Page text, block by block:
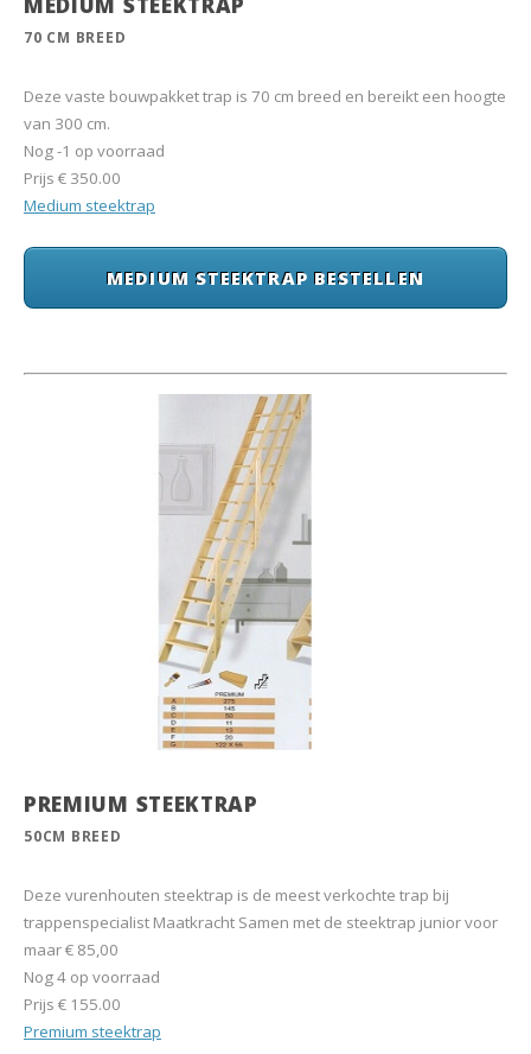
70 CM BREED
Deze vaste bouwpakket trap is 70 cm breed en bereikt een hoogte
van 300 cm.
Nog -1 op voorraad
Prijs € 350.00
Medium steektrap
MEDIUM STEEKTRAP BESTELLEN
PREMIUM STEEKTRAP
50CM BREED
Deze vurenhouten steektrap is de meest verkochte trap bij
trappenspecialist Maatkracht Samen met de steektrap junior voor
maar € 85,00
Nog 4 op voorraad
Prijs € 155.00
Premium steektrap